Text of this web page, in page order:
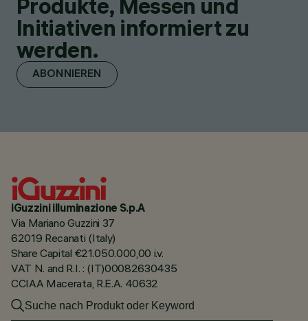
Produkte, Messen und
Initiativen informiert zu
werden.
ABONNIEREN
iGuzzini illuminazione S.p.A
Via Mariano Guzzini 37
62019 Recanati (Italy)
Share Capital €21.050.000,00 i.v.
VAT N. and R.I. : (IT)00082630435
CCIAA Macerata, R.E.A. 40632